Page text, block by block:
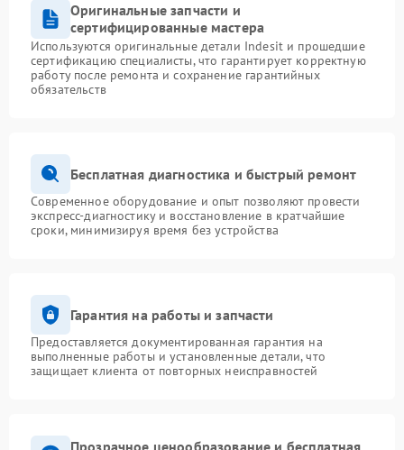
Оригинальные запчасти и
сертифицированные мастера
Используются оригинальные детали Indesit и прошедшие
сертификацию специалисты, что гарантирует корректную
работу после ремонта и сохранение гарантийных
обязательств
Бесплатная диагностика и быстрый ремонт
Современное оборудование и опыт позволяют провести
экспресс-диагностику и восстановление в кратчайшие
сроки, минимизируя время без устройства
Гарантия на работы и запчасти
Предоставляется документированная гарантия на
выполненные работы и установленные детали, что
защищает клиента от повторных неисправностей